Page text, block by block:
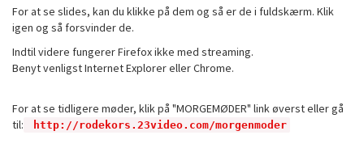
For at se slides, kan du klikke på dem og så er de i fuldskærm. Klik
igen og så forsvinder de.
Indtil videre fungerer Firefox ikke med streaming.
Benyt venligst Internet Explorer eller Chrome.
For at se tidligere møder, klik på "MORGEMØDER" link øverst eller gå
til:
http://rodekors.23video.com/morgenmoder